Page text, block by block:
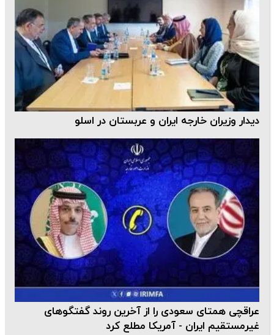
دیدار وزیران خارجه ایران و عربستان در اسلو
عراقچی همتای سعودی را از آخرین روند گفتگوهای
غیرمستقیم ایران - آمریکا مطلع کرد